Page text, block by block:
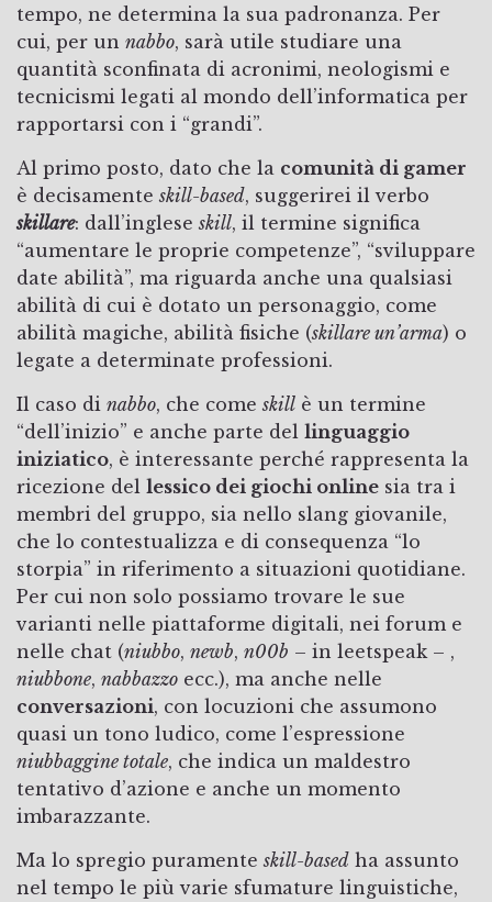
tempo, ne determina la sua padronanza. Per
cui, per un nabbo, sarà utile studiare una
quantità sconfinata di acronimi, neologismi e
tecnicismi legati al mondo dell’informatica per
rapportarsi con i “grandi”.
Al primo posto, dato che la comunità di gamer
è decisamenteskill-based, suggerirei il verbo
skillare: dall’ingleseskill, il termine significa
“aumentare le proprie competenze”, “sviluppare
date abilità”, ma riguarda anche una qualsiasi
abilità di cui è dotato un personaggio, come
abilità magiche, abilità fisiche (skillare un’arma) o
legate a determinate professioni.
Il caso di nabbo, che comeskill è un termine
“dell’inizio” e anche parte del linguaggio
iniziatico, è interessante perché rappresenta la
ricezione del lessico dei giochi online sia tra i
membri del gruppo, sia nello slang giovanile,
che lo contestualizza e di consequenza “lo
storpia” in riferimento a situazioni quotidiane.
Per cui non solo possiamo trovare le sue
varianti nelle piattaforme digitali, nei forum e
nelle chat (niubbo, newb, n00b – in leetspeak – ,
niubbone, nabbazzo ecc.), ma anche nelle
conversazioni, con locuzioni che assumono
quasi un tono ludico, come l’espressione
niubbaggine totale, che indica un maldestro
tentativo d’azione e anche un momento
imbarazzante.
Ma lo spregio puramenteskill-based ha assunto
nel tempo le più varie sfumature linguistiche,